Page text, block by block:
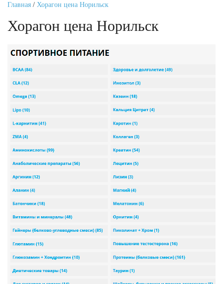
Главная / Хорагон цена Норильск
Хорагон цена Норильск